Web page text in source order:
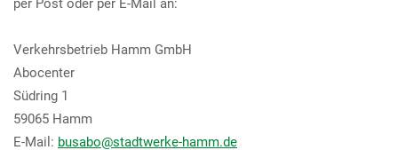
per Post oder per E-Mail an:
Verkehrsbetrieb Hamm GmbH
Abocenter
Südring 1
59065 Hamm
E-Mail: busabo@stadtwerke-hamm.de